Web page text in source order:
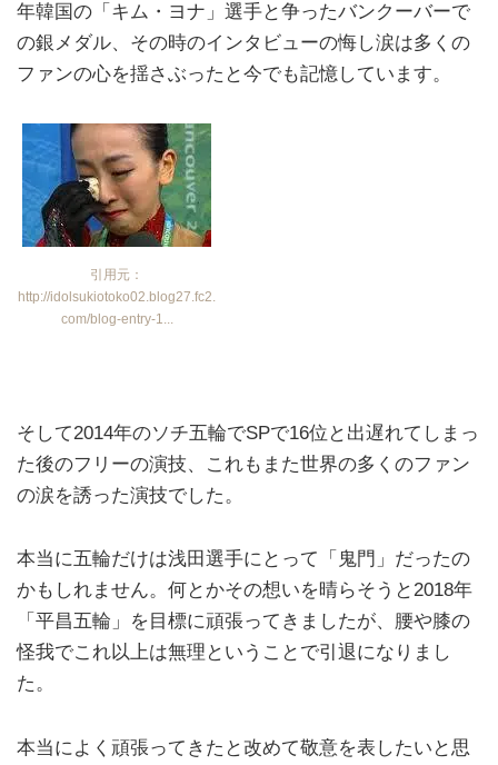
年韓国の「キム・ヨナ」選手と争ったバンクーバーで
の銀メダル、その時のインタビューの悔し涙は多くの
ファンの心を揺さぶったと今でも記憶しています。
引用元：
http://idolsukiotoko02.blog27.fc2.
com/blog-entry-1...
そして2014年のソチ五輪でSPで16位と出遅れてしまっ
た後のフリーの演技、これもまた世界の多くのファン
の涙を誘った演技でした。
本当に五輪だけは浅田選手にとって「鬼門」だったの
かもしれません。何とかその想いを晴らそうと2018年
「平昌五輪」を目標に頑張ってきましたが、腰や膝の
怪我でこれ以上は無理ということで引退になりまし
た。
本当によく頑張ってきたと改めて敬意を表したいと思